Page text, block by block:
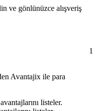
ve gönlünüzce alışveriş
1
Avantajix ile para